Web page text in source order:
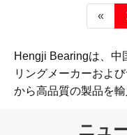
«
Hengji Bearingは、中
リングメーカーおよ
から高品質の製品を輸
ニュ